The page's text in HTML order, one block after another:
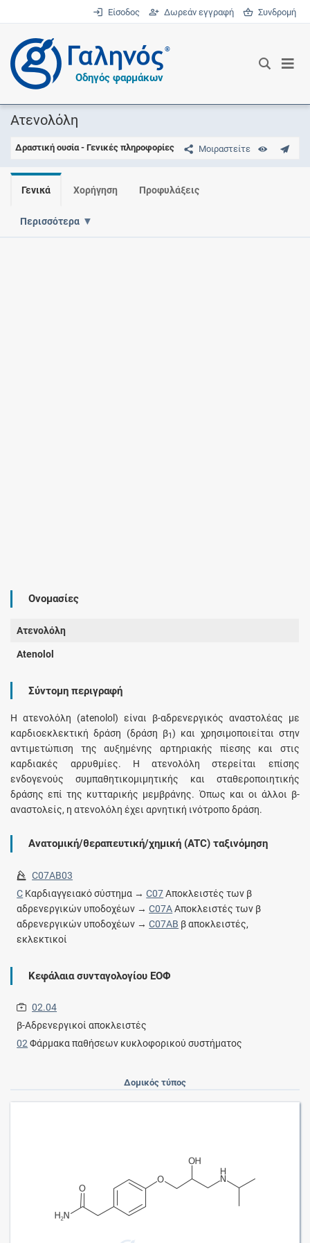
Είσοδος Δωρεάν εγγραφή Συνδρομή
®
Οδηγός φαρμάκων
Ατενολόλη
Μοιραστείτε
Δραστική ουσία - Γενικές πληροφορίες
Γενικά Χορήγηση Προφυλάξεις
Περισσότερα
Ονομασίες
Ατενολόλη
Atenolol
Σύντομη περιγραφή
H ατενολόλη (atenolol) είναι β-αδρενεργικός αναστολέας με
καρδιοεκλεκτική δράση (δράση β1 ) και χρησιμοποιείται στην
αντιμετώπιση της αυξημένης αρτηριακής πίεσης και στις
καρδιακές αρρυθμίες. H ατενολόλη στερείται επίσης
ενδογενούς συμπαθητικομιμητικής και σταθεροποιητικής
δράσης επί της κυτταρικής μεμβράνης. Όπως και οι άλλοι β-
αναστολείς, η ατενολόλη έχει αρνητική ινότροπο δράση.
Ανατομική/θεραπευτική/χημική (ATC) ταξινόμηση
C07AB03
C Καρδιαγγειακό σύστημα →C07Αποκλειστές των β
αδρενεργικών υποδοχέων →C07AΑποκλειστές των β
αδρενεργικών υποδοχέων →C07AB β αποκλειστές,
εκλεκτικοί
Κεφάλαια συνταγολογίου ΕΟΦ
02.04
β-Αδρενεργικοί αποκλειστές
02Φάρμακα παθήσεων κυκλοφορικού συστήματος
Δομικός τύπος